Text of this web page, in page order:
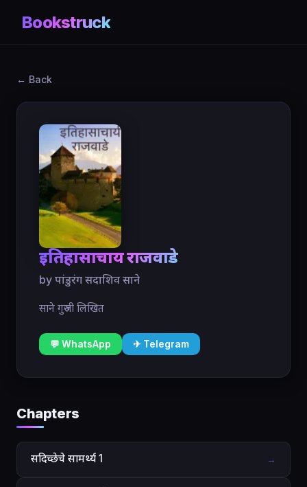
Bookstruck
← Back
इतिहासाचार्य राजवाडे
by पांडुरंग सदाशिव साने
साने गुरुजी लिखित
💬 WhatsApp ✈ Telegram
Chapters
सदिच्छेचे सामर्थ्य 1 →